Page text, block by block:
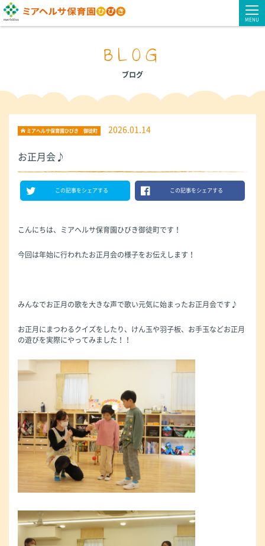
MENU
BLOG
ブログ
ミアヘルサ保育園ひびき 御徒町 2026.01.14
お正月会♪
この記事をシェアする この記事をシェアする
こんにちは、ミアヘルサ保育園ひびき御徒町です！
今回は年始に行われたお正月会の様子をお伝えします！
みんなでお正月の歌を大きな声で歌い元気に始まったお正月会です♪
お正月にまつわるクイズをしたり、けん玉や羽子板、お手玉などお正月
の遊びを実際にやってみました！！